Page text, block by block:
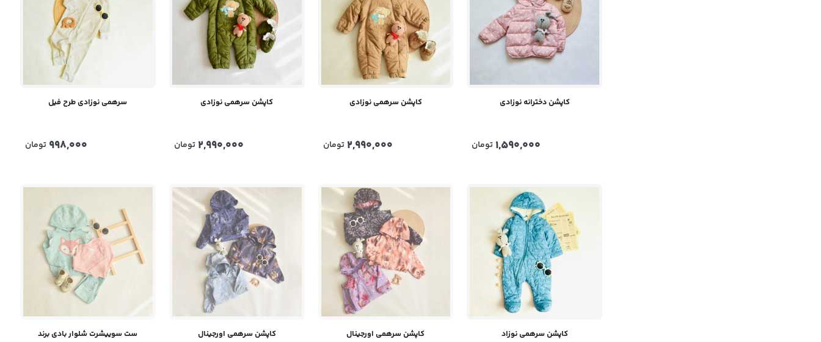
کاپشن دخترانه نوزادی
1,590,000تومان
کاپشن سرهمی نوزادی
2,990,000 تومان
کاپشن سرهمی نوزادی
2,990,000تومان
سرهمی نوزادی طرح فیل
998,000 تومان
کاپشن سرهمی نوزاد کاپشن سرهمی اورجینال کاپشن سرهمی اورجینال
ست سوییشرت شلوار بادی برند